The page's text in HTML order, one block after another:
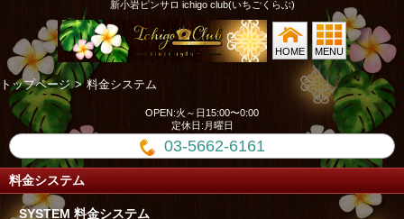
新小岩ピンサロ ichigo club(いちごくらぶ)
MENU
HOME
トップページ 料金システム
OPEN:火～日15:00〜0:00
定休日:月曜日
03-5662-6161
料金システム
SYSTEM 料金システム